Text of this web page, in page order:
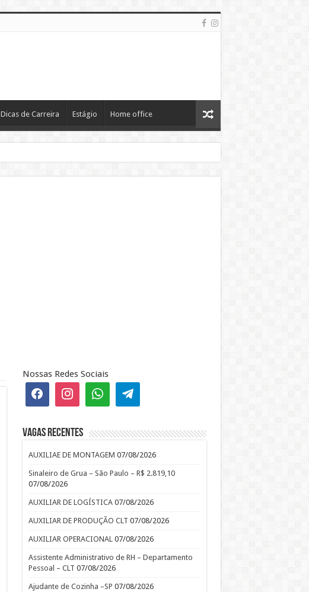
Dicas de Carreira Estágio Home office
Nossas Redes Sociais
Vagas recentes
AUXILIAE DE MONTAGEM 07/08/2026
Sinaleiro de Grua – São Paulo – R$ 2.819,10
07/08/2026
AUXILIAR DE LOGÍSTICA 07/08/2026
AUXILIAR DE PRODUÇÃO CLT 07/08/2026
AUXILIAR OPERACIONAL 07/08/2026
Assistente Administrativo de RH – Departamento
Pessoal – CLT 07/08/2026
Ajudante de Cozinha –SP 07/08/2026